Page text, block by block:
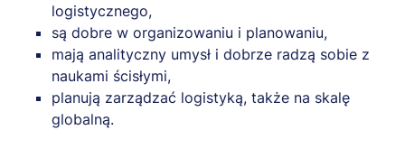
logistycznego,
są dobre w organizowaniu i planowaniu,
mają analityczny umysł i dobrze radzą sobie z
naukami ścisłymi,
planują zarządzać logistyką, także na skalę
globalną.